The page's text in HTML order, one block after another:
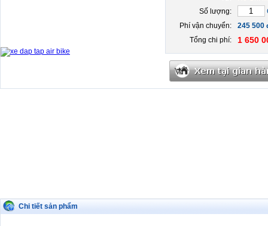
Số lượng:
Phí vận chuyển:
245 500
Tổng chi phí:
1 650
Chi tiết sản phẩm